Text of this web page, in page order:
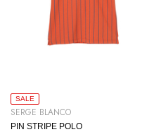
SALE
SERGE BLANCO
PIN STRIPE POLO